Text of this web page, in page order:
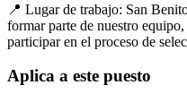
📍 Lugar de trabajo: San
formar parte de nuestro
participar en el proceso de
Aplica a este puesto